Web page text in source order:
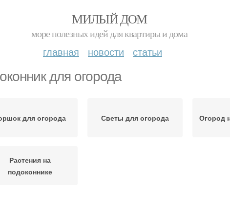
МИЛЫЙ ДОМ
море полезных идей для квартиры и дома
главная новости статьи
для огорода
для огорода Светы для огорода Огород
Растения на
подоконнике